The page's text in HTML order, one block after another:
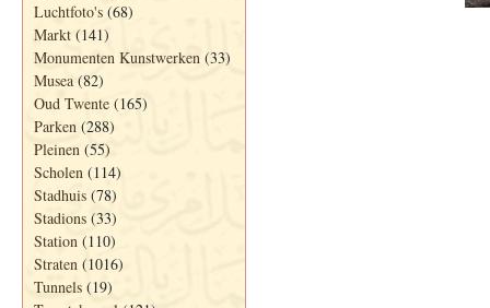
Luchtfoto's (68)
Markt (141)
Monumenten Kunstwerken (33)
Musea (82)
Oud Twente (165)
Parken (288)
Pleinen (55)
Scholen (114)
Stadhuis (78)
Stadions (33)
Station (110)
Straten (1016)
Tunnels (19)